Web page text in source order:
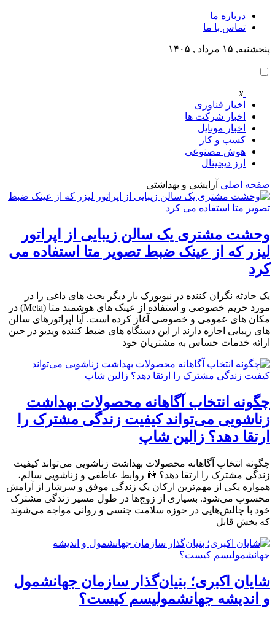
درباره ما
تماس با ما
پنجشنبه, ۱۵ مرداد , ۱۴۰۵
x
اخبار فناوری
اخبار شرکت ها
اخبار موبایل
کسب و کار
هوش مصنوعی
ارز دیجیتال
صفحه اصلی آرایشی و بهداشتی
وحشت مشتری یک سالن زیبایی از اپراتور
لیزر که از عینک ضبط تصویر متا استفاده می
کرد
یک حادثه نگران کننده در نیویورک بار دیگر بحث های داغی را در
مورد حریم خصوصی و استفاده از عینک های هوشمند متا (Meta) در
مکان های عمومی و خصوصی آغاز کرده است. آیا اپراتورهای سالن
های زیبایی اجازه دارند از این دستگاه های ضبط کننده ویدیو در حین
ارائه خدمات حساس به مشتریان خود
چگونه انتخاب آگاهانه محصولات بهداشت
زناشویی می‌تواند کیفیت زندگی مشترک را
ارتقا دهد؟ زالین شاپ
چگونه انتخاب آگاهانه محصولات بهداشت زناشویی می‌تواند کیفیت
زندگی مشترک را ارتقا دهد؟ 👫 روابط عاطفی و زناشویی سالم،
همواره یکی از مهم‌ترین ارکان یک زندگی موفق و سرشار از آرامش
محسوب می‌شود. بسیاری از زوج‌ها در طول مسیر زندگی مشترک
خود با چالش‌هایی در حوزه سلامت جنسی و روانی مواجه می‌شوند
که بخش قابل
شایان اکبری؛ بنیان‌گذار سازمان جهانشمول
و اندیشه جهانشمولیسم کیست؟